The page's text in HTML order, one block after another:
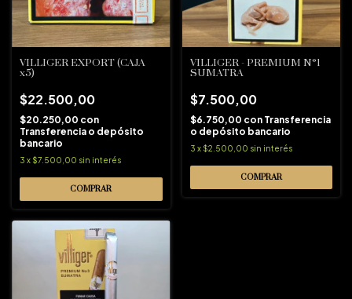
VILLIGER EXPORT (CAJA
x5)
$22.500,00
$20.250,00 con
Transferencia o depósito
bancario
3 x $7.500,00 sin interés
VILLIGER - PREMIUM N°1
SUMATRA
$7.500,00
$6.750,00 con Transferencia
o depósito bancario
3 x $2.500,00 sin interés